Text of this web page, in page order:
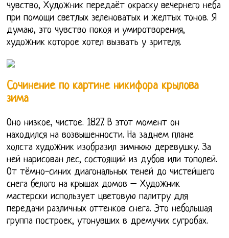
чувство, Художник передаёт окраску вечернего неба
при помощи светлых зеленоватых и желтых тонов. Я
думаю, это чувство покоя и умиротворения,
художник которое хотел вызвать у зрителя.
Сочинение по картине никифора крылова
зима
Оно низкое, чистое. 1827. В этот момент он
находился на возвышенности. На заднем плане
холста художник изобразил зимнюю деревушку. За
ней нарисован лес, состоящий из дубов или тополей.
От тёмно-синих диагональных теней до чистейшего
снега белого на крышах домов – Художник
мастерски использует цветовую палитру для
передачи различных оттенков снега. Это небольшая
группа построек, утонувших в дремучих сугробах.